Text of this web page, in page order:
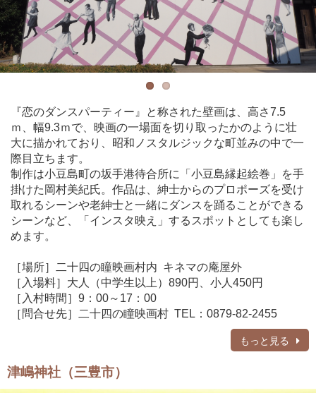
『恋のダンスパーティー』と称された壁画は、高さ7.5
ｍ、幅9.3ｍで、映画の一場面を切り取ったかのように壮
大に描かれており、昭和ノスタルジックな町並みの中で一
際目立ちます。
制作は小豆島町の坂手港待合所に「小豆島縁起絵巻」を手
掛けた岡村美紀氏。作品は、紳士からのプロポーズを受け
取れるシーンや老紳士と一緒にダンスを踊ることができる
シーンなど、「インスタ映え」するスポットとしても楽し
めます。
［場所］二十四の瞳映画村内 キネマの庵屋外
［入場料］大人（中学生以上）890円、小人450円
［入村時間］9：00～17：00
［問合せ先］二十四の瞳映画村 TEL：0879-82-2455
もっと見る
津嶋神社（三豊市）